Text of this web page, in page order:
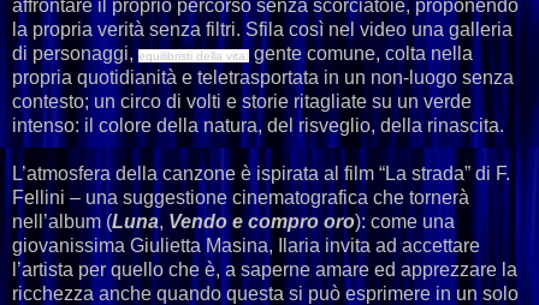
affrontare il proprio percorso senza scorciatoie, proponendo
la propria verità senza filtri. Sfila così nel video una galleria
di personaggi, equilibristi della vita: gente comune, colta nella
propria quotidianità e teletrasportata in un non-luogo senza
contesto; un circo di volti e storie ritagliate su un verde
intenso: il colore della natura, del risveglio, della rinascita.
L’atmosfera della canzone è ispirata al film “La strada” di F.
Fellini – una suggestione cinematografica che tornerà
nell’album (Luna, Vendo e compro oro): come una
giovanissima Giulietta Masina, Ilaria invita ad accettare
l’artista per quello che è, a saperne amare ed apprezzare la
ricchezza anche quando questa si può esprimere in un solo